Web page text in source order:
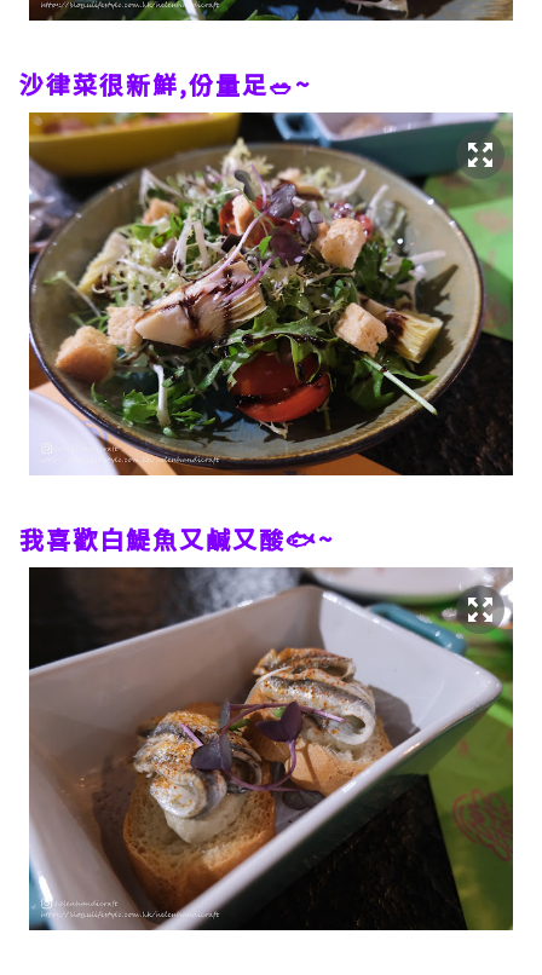
沙律菜很新鮮,份量足🥗~
我喜歡白鯷魚又鹹又酸🐟~